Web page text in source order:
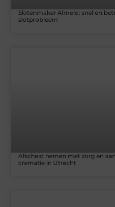
Slotenmaker Almelo: snel en
slotprobleem
Afscheid nemen met zorg en
crematie in Utrecht